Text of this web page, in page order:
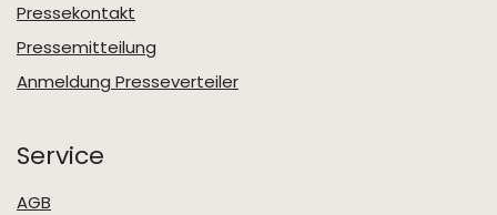
Pressekontakt
Pressemitteilung
Anmeldung Presseverteiler
Service
AGB